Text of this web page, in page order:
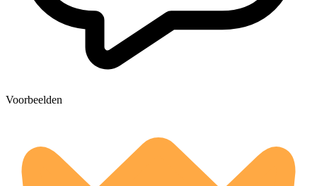
Voorbeelden